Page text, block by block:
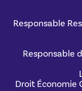
Responsable
Responsable
Droit Économie